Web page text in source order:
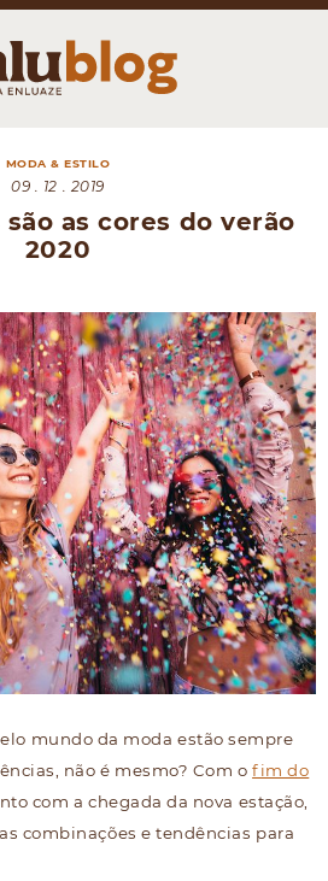
MODA & ESTILO
09 . 12 . 2019
as cores do verão
2020
mundo da moda estão sempre
não é mesmo? Com ofim do
com a chegada da nova estação,
combinações e tendências para